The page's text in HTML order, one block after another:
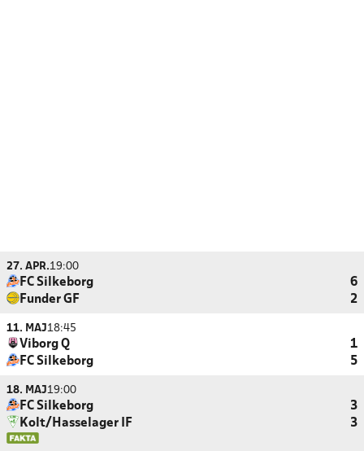
27. APR.19:00
FC Silkeborg
6
Funder GF
2
11. MAJ18:45
Viborg Q
1
FC Silkeborg
5
18. MAJ19:00
FC Silkeborg
3
Kolt/Hasselager IF
3